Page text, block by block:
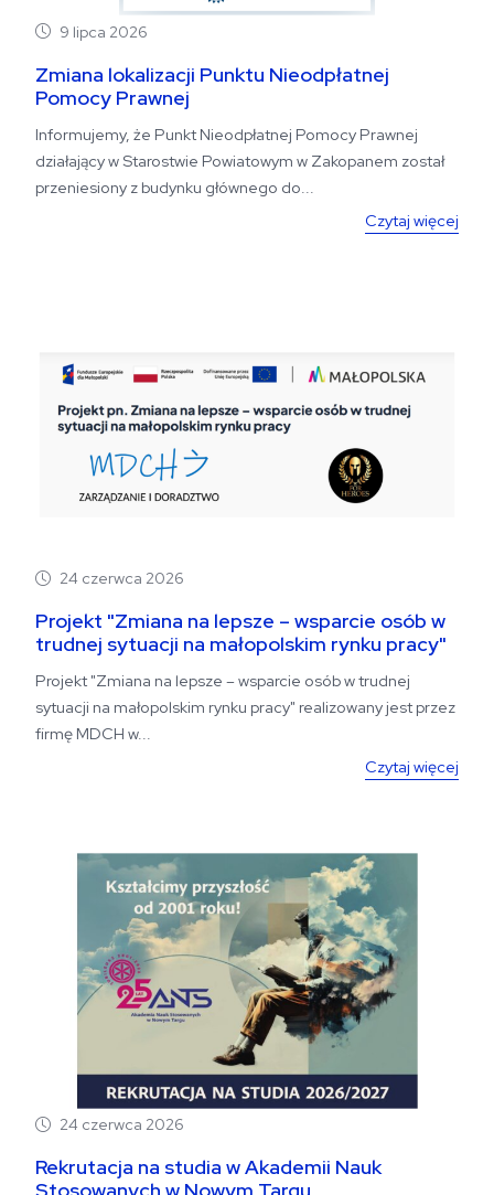
9 lipca 2026
Zmiana lokalizacji Punktu Nieodpłatnej
Pomocy Prawnej
Informujemy, że Punkt Nieodpłatnej Pomocy Prawnej
działający w Starostwie Powiatowym w Zakopanem został
przeniesiony z budynku głównego do...
Czytaj więcej
24 czerwca 2026
Projekt "Zmiana na lepsze – wsparcie osób w
trudnej sytuacji na małopolskim rynku pracy"
Projekt "Zmiana na lepsze – wsparcie osób w trudnej
sytuacji na małopolskim rynku pracy" realizowany jest przez
firmę MDCH w...
Czytaj więcej
24 czerwca 2026
Rekrutacja na studia w Akademii Nauk